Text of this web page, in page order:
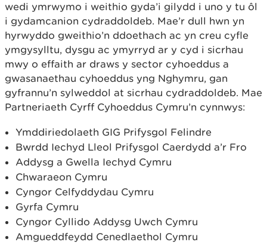
wedi ymrwymo i weithio gyda’i gilydd i uno y tu ôl
i gydamcanion cydraddoldeb. Mae’r dull hwn yn
hyrwyddo gweithio’n ddoethach ac yn creu cyfle
ymgysylltu, dysgu ac ymyrryd ar y cyd i sicrhau
mwy o effaith ar draws y sector cyhoeddus a
gwasanaethau cyhoeddus yng Nghymru, gan
gyfrannu’n sylweddol at sicrhau cydraddoldeb. Mae
Partneriaeth Cyrff Cyhoeddus Cymru’n cynnwys:
Ymddiriedolaeth GIG Prifysgol Felindre
Bwrdd Iechyd Lleol Prifysgol Caerdydd a’r Fro
Addysg a Gwella Iechyd Cymru
Chwaraeon Cymru
Cyngor Celfyddydau Cymru
Gyrfa Cymru
Cyngor Cyllido Addysg Uwch Cymru
Amgueddfeydd Cenedlaethol Cymru